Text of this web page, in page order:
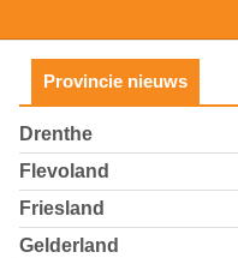
Provincie nieuws
Drenthe
Flevoland
Friesland
Gelderland